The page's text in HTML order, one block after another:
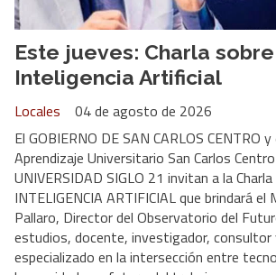
Este jueves: Charla sobre
Inteligencia Artificial
Locales
04 de agosto de 2026
El GOBIERNO DE SAN CARLOS CENTRO
Aprendizaje Universitario San Carlos
UNIVERSIDAD SIGLO 21 invitan a la
INTELIGENCIA ARTIFICIAL que brindará
Pallaro, Director del Observatorio del
estudios, docente, investigador,
especializado en la intersección entre